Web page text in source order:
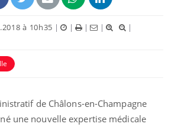
à 10h35 | | | |
|
de Châlons-en-Champagne
une nouvelle expertise médicale